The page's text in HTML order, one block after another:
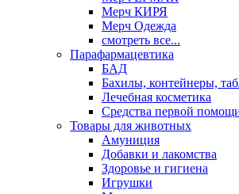
Мерч КИРЯ
Мерч Одежда
смотреть все...
Парафармацевтика
БАД
Бахилы, контейнеры,
Лечебная косметика
Средства первой
Товары для животных
Амуниция
Добавки и лакомства
Здоровье и гигиена
Игрушки